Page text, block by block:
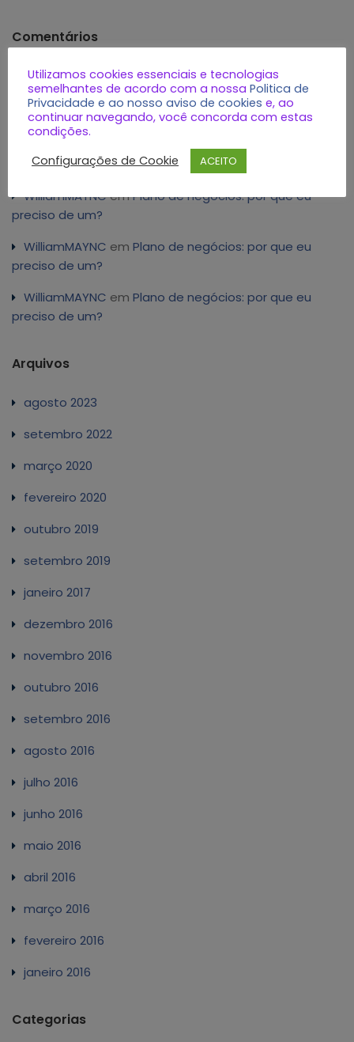
Comentários
WilliamMAYNCem Prazo para pagamento do
documento de arrecadação de outubro do eSocial
será prorrogado
Plano de negócios: por que eu
preciso de um?
WilliamMAYNCemPlano de negócios: por que eu
preciso de um?
WilliamMAYNC em Plano de negócios: por que eu
preciso de um?
WilliamMAYNC em Plano de negócios: por que eu
preciso de um?
Arquivos
agosto 2023
setembro 2022
março 2020
fevereiro 2020
outubro 2019
setembro 2019
janeiro 2017
dezembro 2016
novembro 2016
outubro 2016
setembro 2016
agosto 2016
julho 2016
junho 2016
maio 2016
abril 2016
março 2016
fevereiro 2016
janeiro 2016
Categorias
Utilizamos cookies essenciais e tecnologias
semelhantes de acordo com a nossa Politica de
Privacidade e ao nosso aviso de cookies e, ao
continuar navegando, você concorda com estas
condições.
Configurações de Cookie
ACEITO